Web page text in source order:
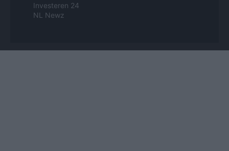
Investeren 24
NL Newz